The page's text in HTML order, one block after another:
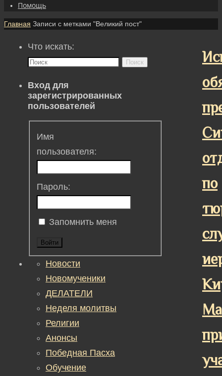
Помощь
Главная Записи с метками "Великий пост"
по
Что искать:
Поиск
Вход для
зарегистрированных
пользователей
Имя
пользователя:
Пароль:
Запомнить меня
Войти
Новости
Новомученики
ДЕЛАТЕЛИ
Неделя молитвы
Религии
Анонсы
Победная Пасха
Обучение